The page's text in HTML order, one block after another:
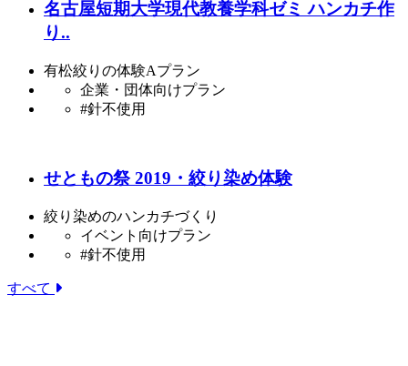
名古屋短期大学現代教養学科ゼミ ハンカチ作
り..
有松絞りの体験Aプラン
企業・団体向けプラン
#針不使用
せともの祭 2019・絞り染め体験
絞り染めのハンカチづくり
イベント向けプラン
#針不使用
すべて